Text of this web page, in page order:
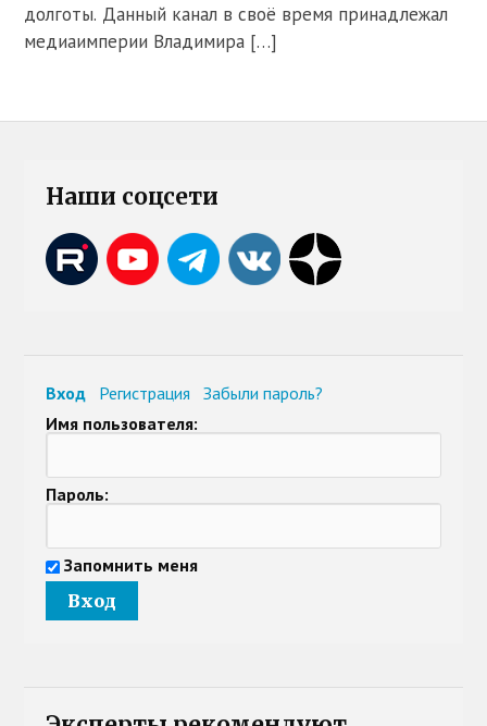
долготы. Данный канал в своё время принадлежал
медиаимперии Владимира […]
Наши соцсети
Вход Регистрация
Забыли пароль?
Имя пользователя:
Пароль:
Запомнить меня